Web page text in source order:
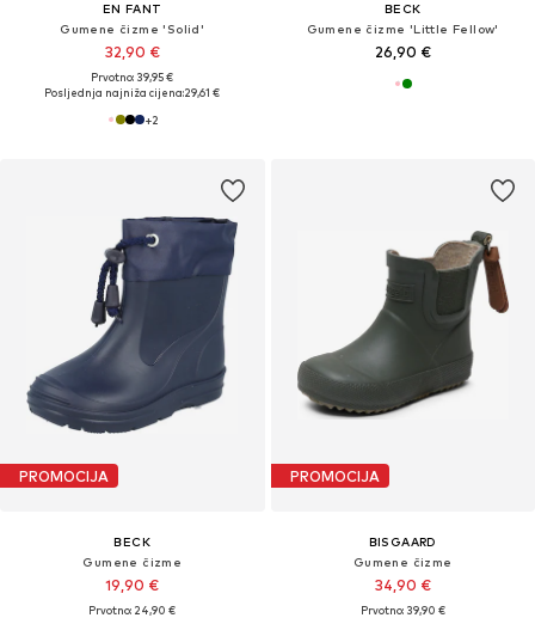
EN FANT
Gumene čizme 'Solid'
32,90 €
Prvotno: 39,95 €
Posljednja najniža cijena:29,61 €
+2
BECK
Gumene čizme 'Little Fellow'
26,90 €
PROMOCIJA
BECK
Gumene čizme
19,90 €
Prvotno: 24,90 €
PROMOCIJA
BISGAARD
Gumene čizme
34,90 €
Prvotno: 39,90 €